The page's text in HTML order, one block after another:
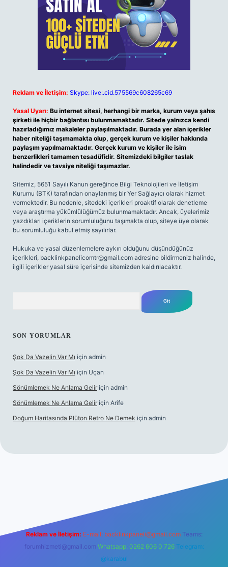
Reklam ve İletişim: Skype: live:.cid.575569c608265c69
Yasal Uyarı: Bu internet sitesi, herhangi bir marka, kurum veya şahıs
şirketi ile hiçbir bağlantısı bulunmamaktadır. Sitede yalnızca kendi
hazırladığımız makaleler paylaşılmaktadır. Burada yer alan içerikler
haber niteliği taşımamakta olup, gerçek kurum ve kişiler hakkında
paylaşım yapılmamaktadır. Gerçek kurum ve kişiler ile isim
benzerlikleri tamamen tesadüfidir. Sitemizdeki bilgiler taslak
halindedir ve tavsiye niteliği taşımazlar.
Sitemiz, 5651 Sayılı Kanun gereğince Bilgi Teknolojileri ve İletişim
Kurumu (BTK) tarafından onaylanmış bir Yer Sağlayıcı olarak hizmet
vermektedir. Bu nedenle, sitedeki içerikleri proaktif olarak denetleme
veya araştırma yükümlülüğümüz bulunmamaktadır. Ancak, üyelerimiz
yazdıkları içeriklerin sorumluluğunu taşımakta olup, siteye üye olarak
bu sorumluluğu kabul etmiş sayılırlar.
Hukuka ve yasal düzenlemelere aykırı olduğunu düşündüğünüz
içerikleri, backlinkpanelicomtr@gmail.com adresine bildirmeniz halinde,
ilgili içerikler yasal süre içerisinde sitemizden kaldırılacaktır.
SON YORUMLAR
Şok Da Vazelin Var Mı için admin
Şok Da Vazelin Var Mı için Uçan
Sönümlemek Ne Anlama Gelir için admin
Sönümlemek Ne Anlama Gelir için Arife
Doğum Haritasında Plüton Retro Ne Demek için admin
Reklam ve İletişim: E-mail: backlinkpaneli@gmail.com Teams:
forumhizmeti@gmail.com Whatsapp: 0262 606 0 726 Telegram:
@karabul